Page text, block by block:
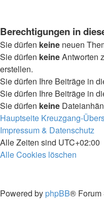
Berechtigungen in
Sie dürfen keine neuen
Sie dürfen keineAntworten
erstellen.
Sie dürfen Ihre Beiträge in
Sie dürfen Ihre Beiträge in
Sie dürfen keine
Hauptseite Kreuzgang-
Impressum & Datenschutz
Alle Zeiten sind UTC+02:00
Alle Cookies löschen
Powered by phpBB® Forum